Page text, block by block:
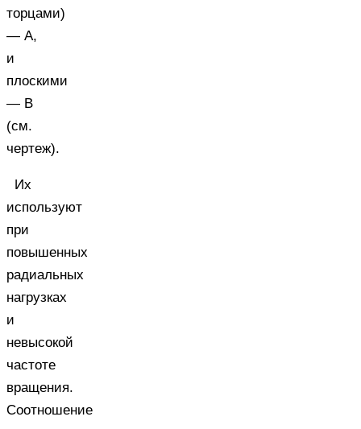
торцами)
— А,
и
плоскими
— B
(см.
чертеж).
Их
используют
при
повышенных
радиальных
нагрузках
и
невысокой
частоте
вращения.
Соотношение